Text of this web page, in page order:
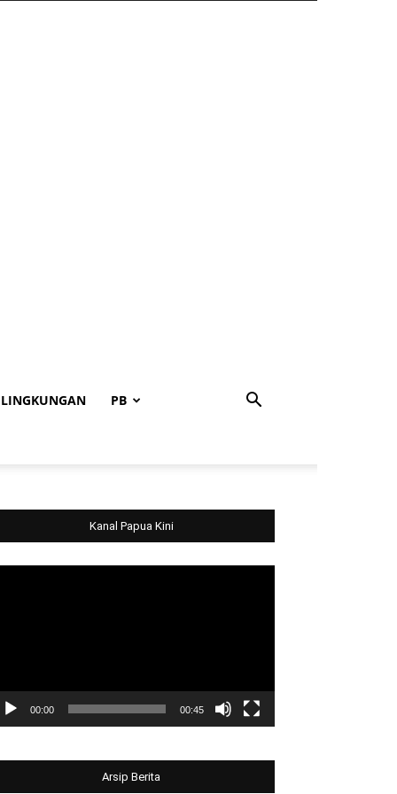
LINGKUNGAN PB
Kanal Papua Kini
00:00 00:45
Arsip Berita